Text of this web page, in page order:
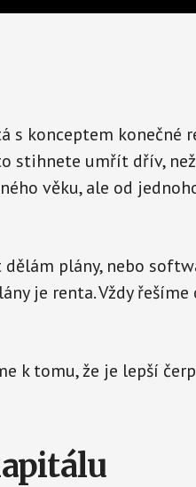
s konceptem konečné
stihnete umřít dřív,
věku, ale od
plány, nebo
je renta. Vždy řešíme
k tomu, že je lepší